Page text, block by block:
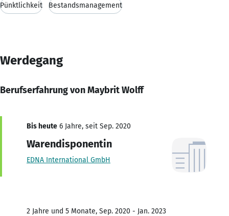
Pünktlichkeit Bestandsmanagement
Werdegang
Berufserfahrung von Maybrit Wolff
Bis heute 6 Jahre, seit Sep. 2020
Warendisponentin
EDNA International GmbH
2 Jahre und 5 Monate, Sep. 2020 - Jan. 2023